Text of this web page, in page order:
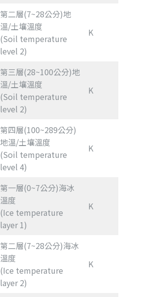
第二層(7~28公分)地
溫/土壤溫度
(Soil temperature
level 2)
K
第三層(28~100公分)地
溫/土壤溫度
(Soil temperature
level 2)
K
第四層(100~289公分)
地溫/土壤溫度
(Soil temperature
level 4)
K
第一層(0~7公分)海冰
溫度
(Ice temperature
layer 1)
K
第二層(7~28公分)海冰
溫度
(Ice temperature
layer 2)
K